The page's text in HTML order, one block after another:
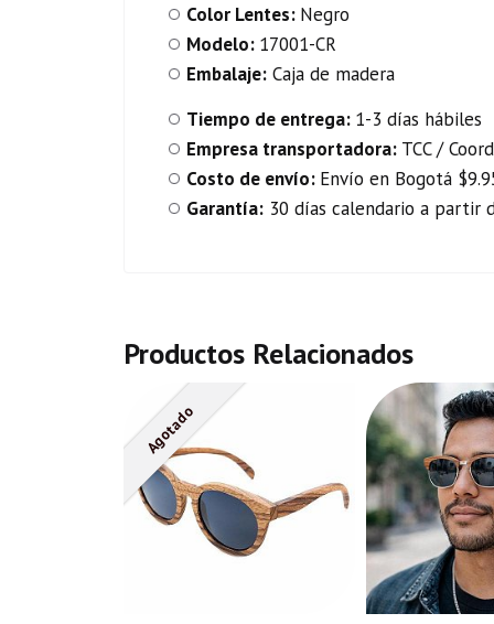
Color Lentes: Negro
Modelo: 17001-CR
Embalaje:Caja de madera
Tiempo de entrega: 1-3 días hábiles
Empresa transportadora:TCC /
Costo de envío: Envío en Bogotá
Garantía:30 días calendario a partir
Productos Relacionados
Agotado